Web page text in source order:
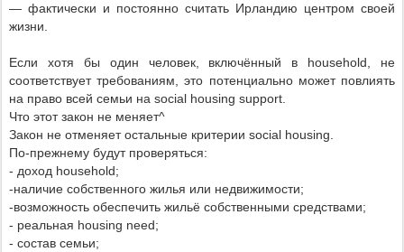
— фактически и постоянно считать Ирландию центром своей
жизни.
Если хотя бы один человек, включённый в household, не
соответствует требованиям, это потенциально может повлиять
на право всей семьи на social housing support.
Что этот закон не меняет^
Закон не отменяет остальные критерии social housing.
По-прежнему будут проверяться:
- доход household;
-наличие собственного жилья или недвижимости;
-возможность обеспечить жильё собственными средствами;
- реальная housing need;
- состав семьи;